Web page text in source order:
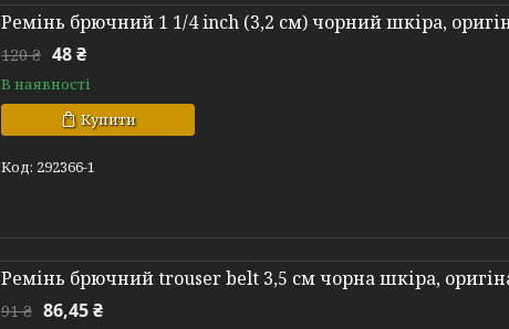
Ремінь брючний 1 1/4 inch (3,2 см) чорний шкіра,
120 ₴ 48 ₴
В наявності
Купити
292366-1
Ремінь брючний trouser belt 3,5 см чорна шкіра,
91 ₴ 86,45 ₴